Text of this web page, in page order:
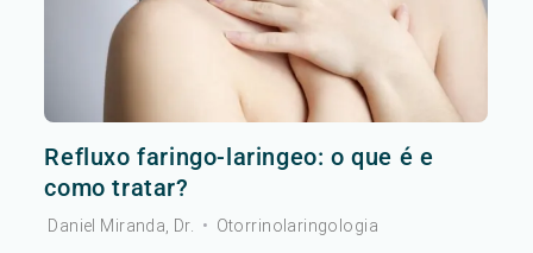
Refluxo faringo-laringeo: o que é e
como tratar?
Daniel Miranda, Dr. • Otorrinolaringologia